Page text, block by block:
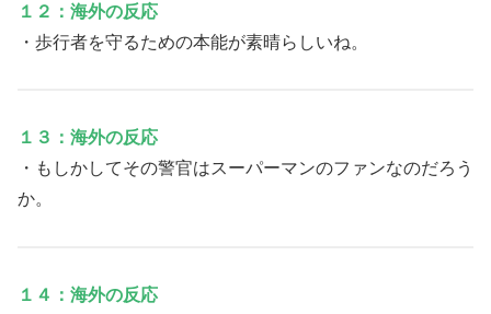
１２：海外の反応
・歩行者を守るための本能が素晴らしいね。
１３：海外の反応
・もしかしてその警官はスーパーマンのファンなのだろう
か。
１４：海外の反応